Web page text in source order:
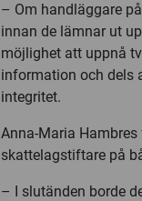
– Om handläggare
innan de lämnar ut
möjlighet att uppnå
information och dels
integritet.
Anna-Maria
skattelagstiftare på
– I slutänden borde